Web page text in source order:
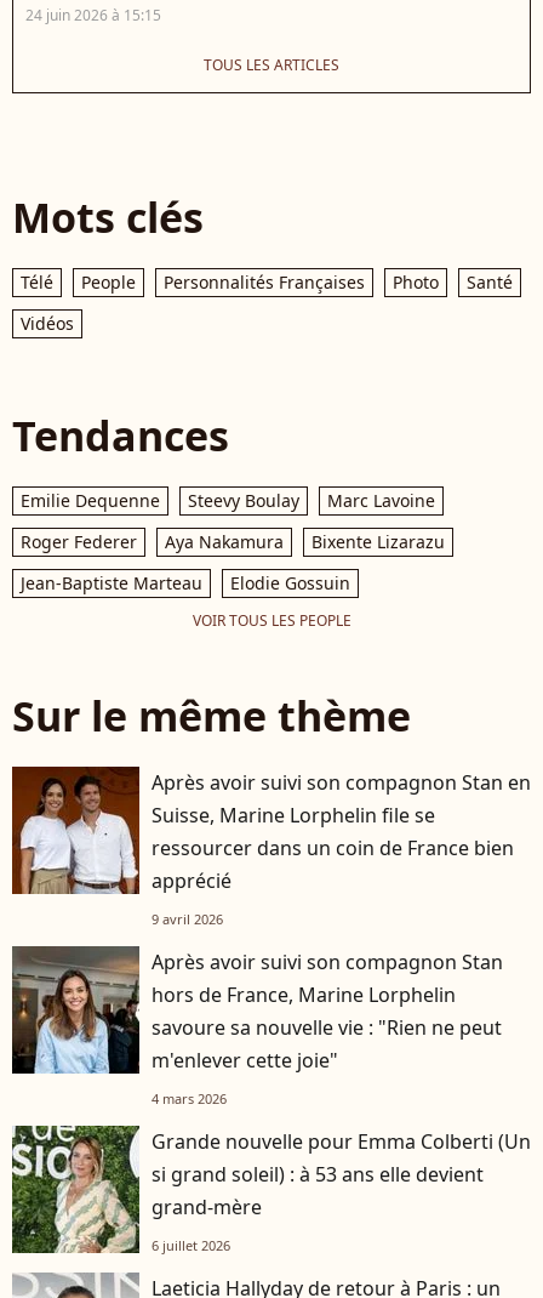
24 juin 2026 à 15:15
TOUS LES ARTICLES
Mots clés
Télé People Personnalités Françaises Photo
Santé
Vidéos
Tendances
Emilie Dequenne Steevy Boulay
Marc Lavoine
Roger Federer
Aya Nakamura
Bixente Lizarazu
Jean-Baptiste Marteau
Elodie Gossuin
VOIR TOUS LES PEOPLE
Sur le même thème
Après avoir suivi son compagnon Stan en
Suisse, Marine Lorphelin file se
ressourcer dans un coin de France bien
apprécié
9 avril 2026
Après avoir suivi son compagnon Stan
hors de France, Marine Lorphelin
savoure sa nouvelle vie : "Rien ne peut
m'enlever cette joie"
4 mars 2026
Grande nouvelle pour Emma Colberti (Un
si grand soleil) : à 53 ans elle devient
grand-mère
6 juillet 2026
Laeticia Hallyday de retour à Paris : un